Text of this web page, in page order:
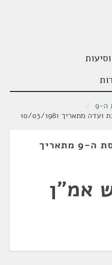
ה-9
/
מתאריך 10/03/1981
ישיבת ועדה של הכנסת ה-9 מתאריך
אמ"ן